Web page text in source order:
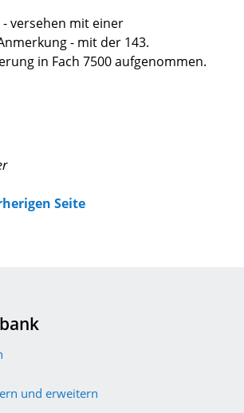
versehen mit einer
- mit der 143.
in Fach 7500 aufgenommen.
Seite
und erweitern